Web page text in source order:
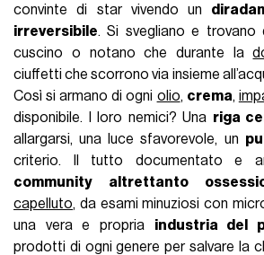
convinte di star vivendo un
irreversibile. Si svegliano e trovano
cuscino o notano che durante la
ciuffetti che scorrono via insieme
Così si armano di ogni olio, crema,
disponibile. I loro nemici? Una riga
allargarsi, una luce sfavorevole, un
criterio. Il tutto documentato e
community altrettanto
capelluto, da esami minuziosi con
una vera e propria industria del
prodotti di ogni genere per salvare la